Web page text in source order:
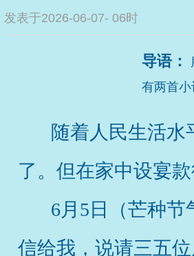
发表于2026-06-07- 06时
导语：
有两首
随着人民生活
了。但在家中设宴
6月5日（芒种
信给我，说请三五